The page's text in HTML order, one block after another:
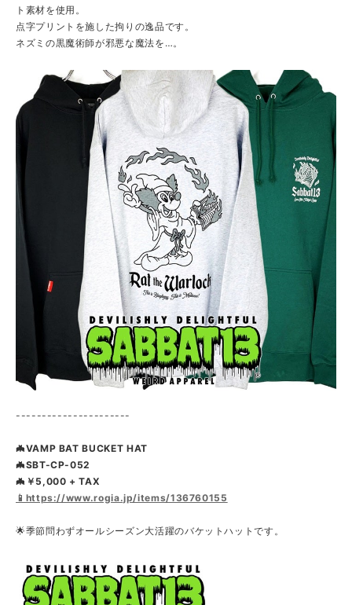
ト素材を使用。
点字プリントを施した拘りの逸品です。
ネズミの黒魔術師が邪悪な魔法を…。
----------------------
🦇VAMP BAT BUCKET HAT
🦇SBT-CP-052
🦇￥5,000 + TAX
📱https://www.rogia.jp/items/136760155
🌟季節問わずオールシーズン大活躍のバケットハットです。